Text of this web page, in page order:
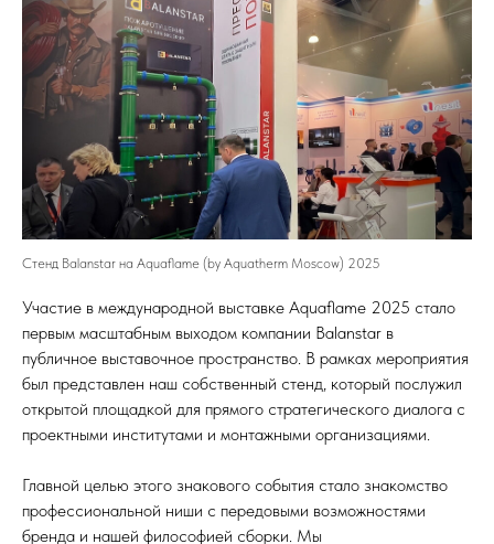
Стенд Balanstar на Aquaflame (by Aquatherm Moscow) 2025
Участие в международной выставке Aquaflame 2025 стало
первым масштабным выходом компании Balanstar в
публичное выставочное пространство. В рамках мероприятия
был представлен наш собственный стенд, который послужил
открытой площадкой для прямого стратегического диалога с
проектными институтами и монтажными организациями.
Главной целью этого знакового события стало знакомство
профессиональной ниши с передовыми возможностями
бренда и нашей философией сборки. Мы